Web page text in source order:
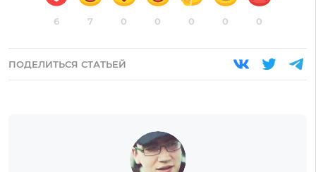
6 7 0 0 0 0 0
ПОДЕЛИТЬСЯ СТАТЬЕЙ